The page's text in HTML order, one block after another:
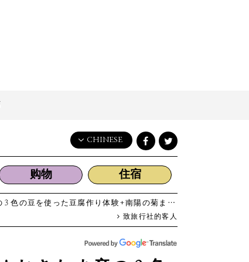
CHINESE
English
日本語
简体中文
繁體中文
购物 住宿
豆を使った豆腐作り体験+南陽の菊まつり見学
致旅行社的客人